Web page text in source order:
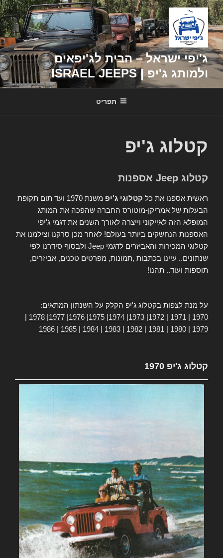
דילוג
לתוכן
ג'יפי ישראל – הבית לג'יפאים
ולמותג ג'יפ | ISRAEL JEEPS
תפריט
קטלוג ג'יפ
קטלוג Jeep אספנות
ראשית אספנו את כל קטלוגי ג'יפ
משנת 1970 ועד תום תקופת
הבעלות של אמריקן-מוטורס החברה שהפכה את המותג
המופלא הזה לאייקוני וייצרה לאורך השנים את דגמי ג'יפי
האספנות הנחשקים ביותר בעולם! לאחר מכן סרקנו וצילמנו את
קטלוגי המכירות והאביזרים לדגמי Jeep ולבסוף סידרנו לפי
שנתונים.. עיינו בכתבות ,תמונות, מפרטים טכנים, אביזרים,
תוספות ועוד.. תהנו!
על מנת לצפות בקטלוג ג'יפ הקלק על השנתון המתאים:
1970
1971
1972
1973
1974
1975
1976
1977
1978
1979
1980
1981
1982
1983
1984
1985
1986
קטלוג ג'יפ 1970